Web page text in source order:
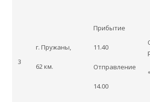
3
г. Пружаны,
62 км.
Прибытие
11.40
Отправление
14.00